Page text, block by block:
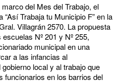
del Mes del Trabajo, el
Trabaja tu Municipio F” en la
Villagrán 2570. La propuesta
Nº 201 y Nº 255,
municipal en una
a las infancias al
local y al trabajo que
funcionarios en los barrios del